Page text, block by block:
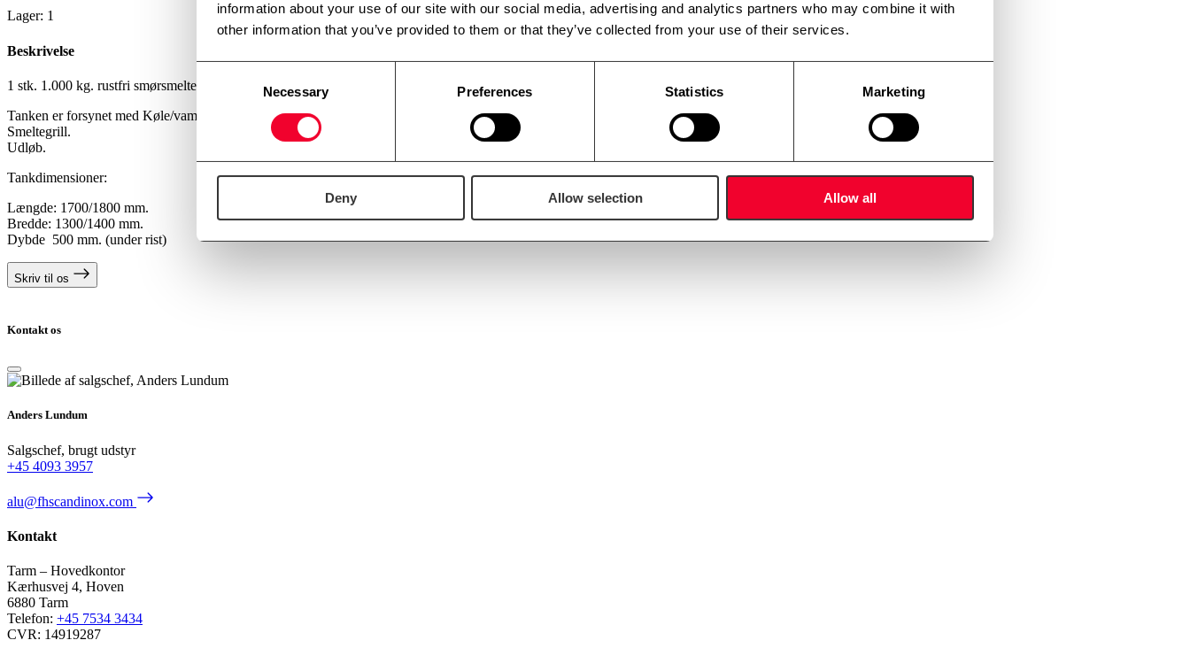
information about your use of our site with our social media, advertising and analytics partners who may combine it with
other information that you’ve provided to them or that they’ve collected from your use of their services.
Selection
Necessary Preferences Statistics Marketing
Deny Allow selection Allow all
Lager: 1
Beskrivelse
1 stk. 1.000 kg. rustfri smørsmelter.
Tanken er forsynet med Køle/vamekappe.
Smeltegrill.
Udløb.
Tankdimensioner:
Længde: 1700/1800 mm.
Bredde: 1300/1400 mm.
Dybde 500 mm. (under rist)
Skriv til os
Kontakt os
Anders Lundum
Salgschef, brugt udstyr
+45 4093 3957
alu@fhscandinox.com
Kontakt
Tarm – Hovedkontor
Kærhusvej 4, Hoven
6880 Tarm
Telefon: +45 7534 3434
CVR: 14919287